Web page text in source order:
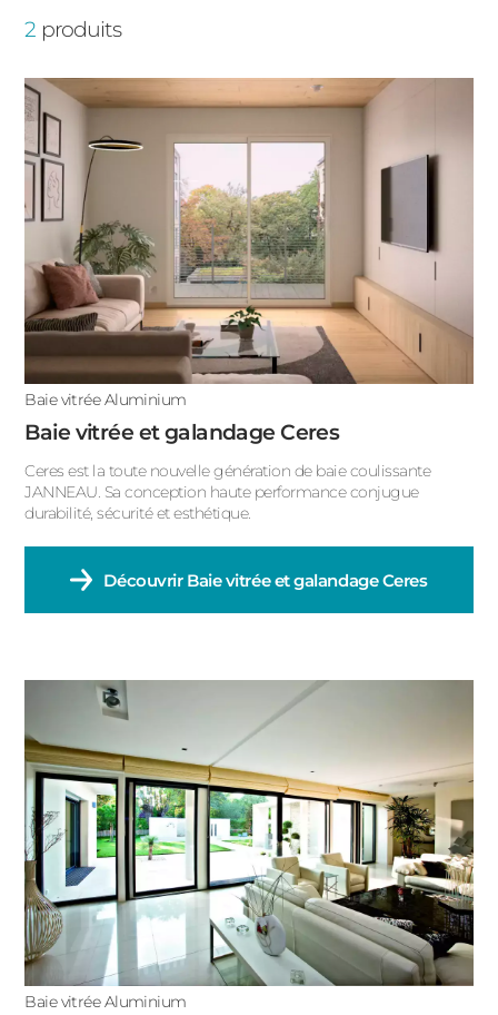
Baie à galandage
Baie vitrée accordéon
Baie vitrée avec porte intégrée
Baie vitrée coulissante
Baie vitrée d'angle
Baie vitrée fixe
Baie vitrée pliante
Grande baie vitrée
2 produits
Baie vitrée Aluminium
Baie vitrée et galandage Ceres
Ceres est la toute nouvelle génération de baie coulissante
JANNEAU. Sa conception haute performance conjugue
durabilité, sécurité et esthétique.
Découvrir Baie vitrée et galandage Ceres
Baie vitrée Aluminium
PVC
ALUMINIUM
ACIER
PORTAILS ET PORTILLONS
CARPORTS
CLÔTURES